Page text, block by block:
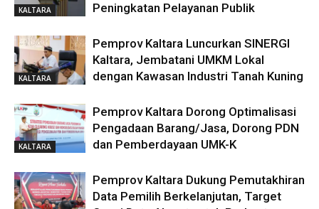
KALTARA
Peningkatan Pelayanan Publik
KALTARA
Pemprov Kaltara Luncurkan SINERGI
Kaltara, Jembatani UMKM Lokal
dengan Kawasan Industri Tanah Kuning
KALTARA
Pemprov Kaltara Dorong Optimalisasi
Pengadaan Barang/Jasa, Dorong PDN
dan Pemberdayaan UMK-K
Pemprov Kaltara Dukung Pemutakhiran
Data Pemilih Berkelanjutan, Target